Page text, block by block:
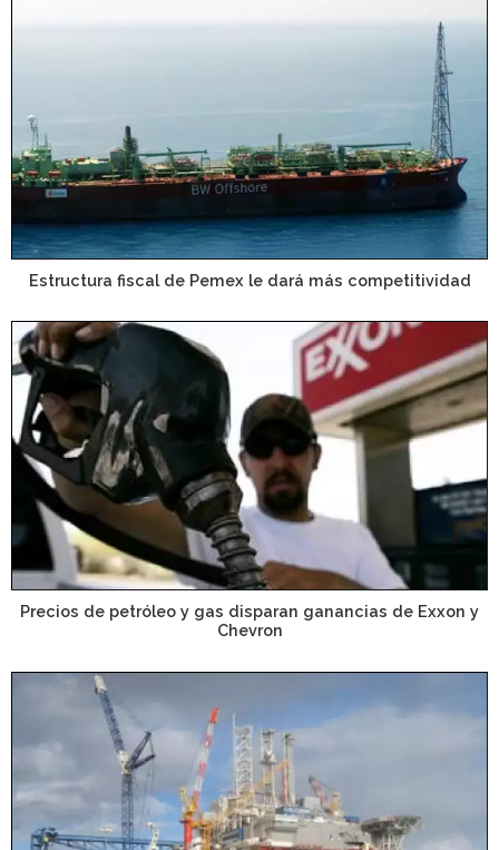
Estructura fiscal de Pemex le dará más competitividad
Precios de petróleo y gas disparan ganancias de Exxon y
Chevron